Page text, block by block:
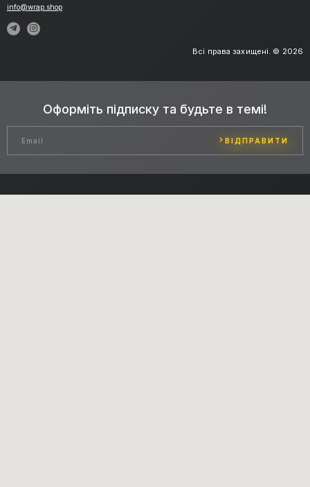
info@wrap.shop
Всі права захищені. © 2026
Оформіть підписку та будьте в темі!
ВІДПРАВИТИ